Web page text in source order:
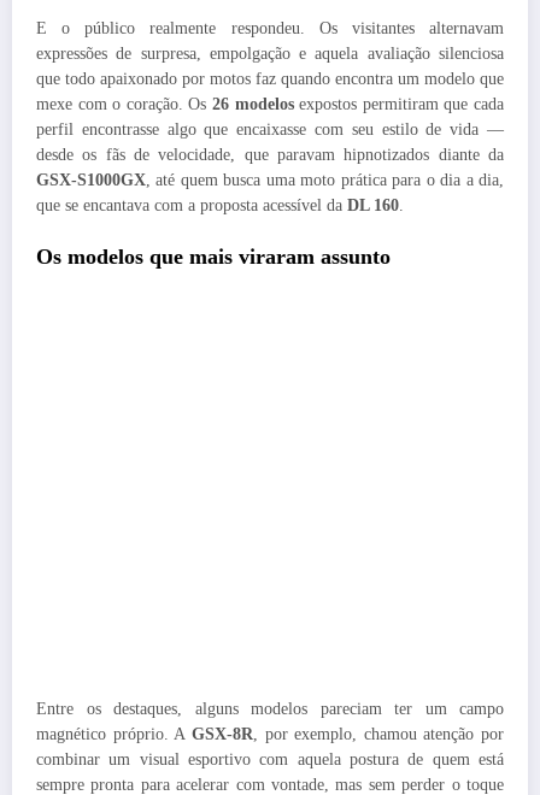
E o público realmente respondeu. Os visitantes alternavam
expressões de surpresa, empolgação e aquela avaliação silenciosa
que todo apaixonado por motos faz quando encontra um modelo que
mexe com o coração. Os 26 modelosexpostos permitiram que cada
perfil encontrasse algo que encaixasse com seu estilo de vida —
desde os fãs de velocidade, que paravam hipnotizados diante da
GSX-S1000GX, até quem busca uma moto prática para o dia a dia,
que se encantava com a proposta acessível da DL 160.
Os modelos que mais viraram assunto
Entre os destaques, alguns modelos pareciam ter um campo
magnético próprio. A GSX-8R , por exemplo, chamou atenção por
combinar um visual esportivo com aquela postura de quem está
sempre pronta para acelerar com vontade, mas sem perder o toque